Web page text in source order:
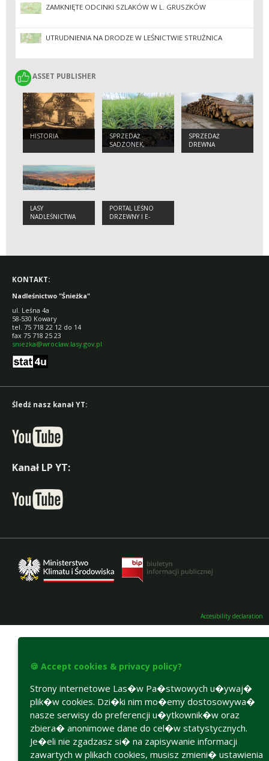
ZAMKNIĘTE ODCINKI SZLAKÓW W L. GRUSZKÓW
UTRUDNIENIA NA DRODZE W LEŚNICTWIE STRUŻNICA
ASSET PUBLISHER
ASSET PUBLISHER
HISTORIA
SPRZEDAŻ
SADZONEK,
NASION, CHOINEK
SPRZEDAŻ
DREWNA
LASY
NADLEŚNICTWA
PORTAL LEŚNO
DRZEWNY I E-
DREWNO
KONTAKT:
Nadleśnictwo "Śnieżka"
ul. Leśna 4a
58-530 Kowary
tel. 75 718 22 12 do 14
fax 75 718 25 23
sniezka@wroclaw.lasy.gov.pl
Śledź nasz kanał YT:
Kanał LP YT:
Accesibility declaration
🍪 Accept cookies & privacy policy?
Strony internetowe Las�w Pa�stwowych u�ywaj�
plik�w cookies. Dzi�ki nim mo�emy dostosowywa�
nasze serwisy do preferencji u�ytkownik�w oraz
zbiera� anonimowe dane do cel�w statystycznych.
Je�eli nie zgadzasz si� na zapisywanie informacji
zawartych w plikach cookies, musisz zmieni� ustawienia